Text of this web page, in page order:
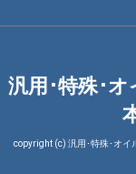
汎用･特殊･
copyright (c) 汎用･特殊･オイ